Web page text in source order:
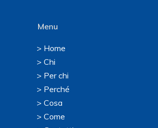
Menu
> Home
> Chi
> Per chi
> Perché
> Cosa
> Come